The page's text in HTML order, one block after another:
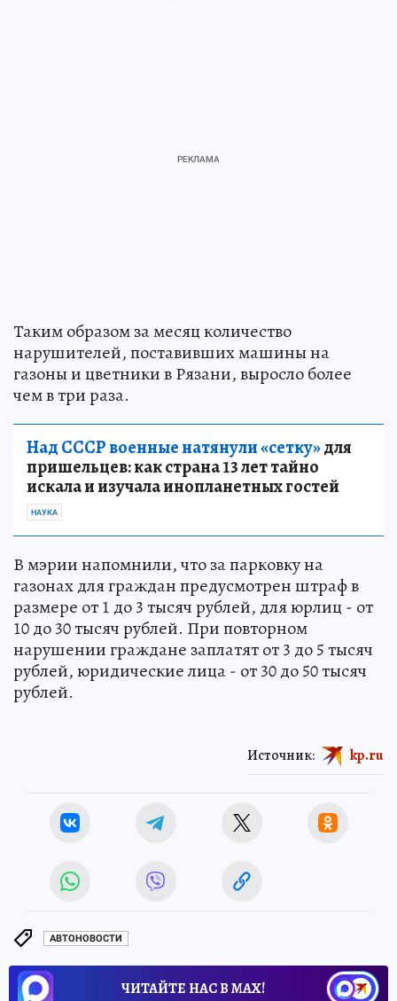
Таким образом за месяц количество
нарушителей, поставивших машины на
газоны и цветники в Рязани, выросло более
чем в три раза.
Над СССР военные натянули «сетку»для
пришельцев: как страна 13 лет тайно
искала и изучала инопланетных гостей
НАУКА
В мэрии напомнили, что за парковку на
газонах для граждан предусмотрен штраф в
размере от 1 до 3 тысяч рублей, для юрлиц - от
10 до 30 тысяч рублей. При повторном
нарушении граждане заплатят от 3 до 5 тысяч
рублей, юридические лица - от 30 до 50 тысяч
рублей.
Источник: kp.ru
АВТОНОВОСТИ
ЧИТАЙТЕ НАС В МАХ!